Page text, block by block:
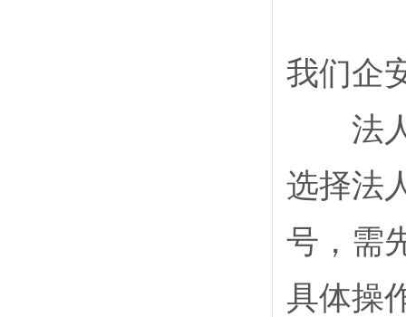
我们企
法人
选择法
号，需
具体操